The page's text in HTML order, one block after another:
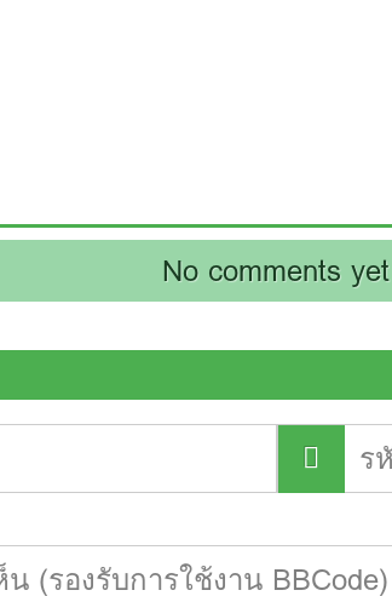
No comments yet